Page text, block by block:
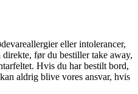
eller intolerancer,
før du bestiller take away,
Hvis du har bestilt bord,
aldrig blive vores ansvar, hvis